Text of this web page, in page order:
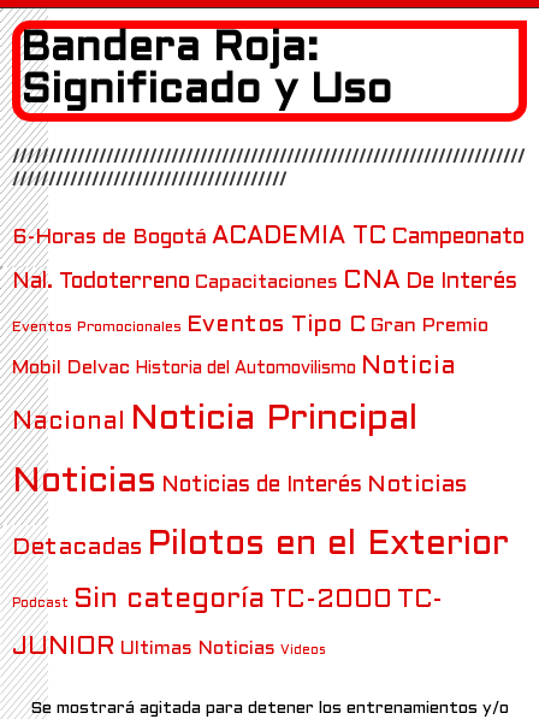
Bandera Roja:
Significado y Uso
///////////////////////////////////////////////////////////////////////
//////////////////////////////////////
6-Horas de Bogotá ACADEMIA TC Campeonato
Nal. Todoterreno Capacitaciones CNA De Interés
Eventos Promocionales Eventos Tipo C Gran Premio
Mobil Delvac Historia del Automovilismo Noticia
Nacional
Noticia Principal
Noticias Noticias de Interés Noticias
Detacadas Pilotos en el Exterior
Podcast Sin categoría TC-2000 TC-
JUNIOR Ultimas Noticias Videos
Se mostrará agitada para detener los entrenamientos y/o